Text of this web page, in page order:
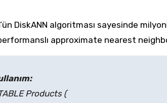
DiskANN algoritması sayesinde
approximate nearest
Products (